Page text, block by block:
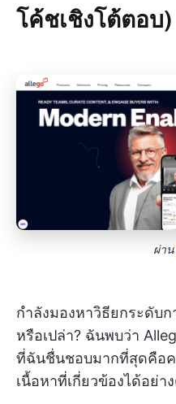
โค้ชเชิงโต้ตอบ)
ผ่าน
กำลังมองหาวิธียกระดับ
หรือเปล่า? ฉันพบว่า
ที่ฉันชื่นชอบมากที่สุดคือค
เนื้อหาที่เกี่ยวข้องได้อย่าง